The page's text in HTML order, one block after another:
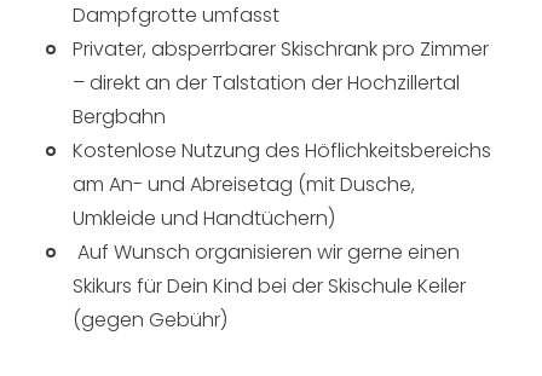
Dampfgrotte umfasst
Privater, absperrbarer Skischrank pro Zimmer
– direkt an der Talstation der Hochzillertal
Bergbahn
Kostenlose Nutzung des Höflichkeitsbereichs
am An- und Abreisetag (mit Dusche,
Umkleide und Handtüchern)
Auf Wunsch organisieren wir gerne einen
Skikurs für Dein Kind bei der Skischule Keiler
(gegen Gebühr)